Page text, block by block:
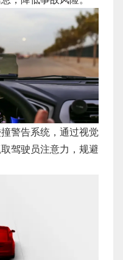
撞警告系统，通过视觉
驾驶员注意力，规避